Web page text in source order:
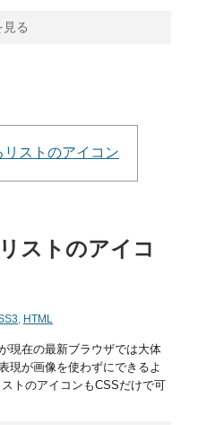
る
ストのアイコ
, HTML
現在の最新ブラウザでは大体
現が画像を使わずにできるよ
トのアイコンもCSSだけで可